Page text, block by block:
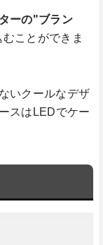
ーの"ブラン
むことができま
いクールなデザ
スはLEDでケー